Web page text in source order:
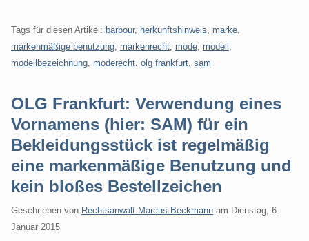
Tags für diesen Artikel: barbour, herkunftshinweis marke
markenmäßige benutzung markenrecht mode modell
modellbezeichnung moderecht olg frankfurt sam
OLG Frankfurt: Verwendung eines
Vornamens (hier: SAM) für ein
Bekleidungsstück ist regelmäßig
eine markenmäßige Benutzung und
kein bloßes Bestellzeichen
Geschrieben von Rechtsanwalt Marcus Beckmann am Dienstag, 6.
Januar 2015